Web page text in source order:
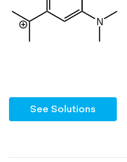
See Solutions